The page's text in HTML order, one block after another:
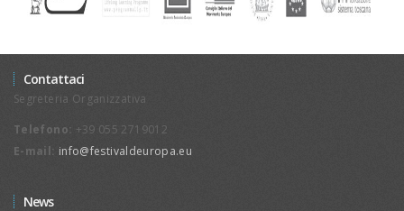
Contattaci
Segreteria Organizzativa
Telefono: +39 055 2719012
E-mail: info@festivaldeuropa.eu
News